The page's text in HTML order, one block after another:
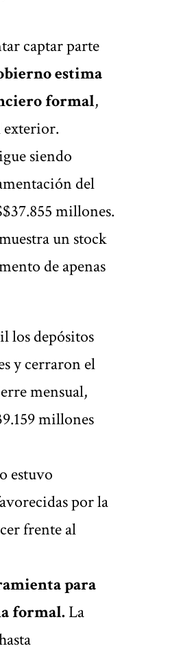
captar parte
estima
formal,
exterior.
siendo
del
millones.
un stock
de apenas
los depósitos
y cerraron el
mensual,
millones
estuvo
por la
frente al
para
formal. La